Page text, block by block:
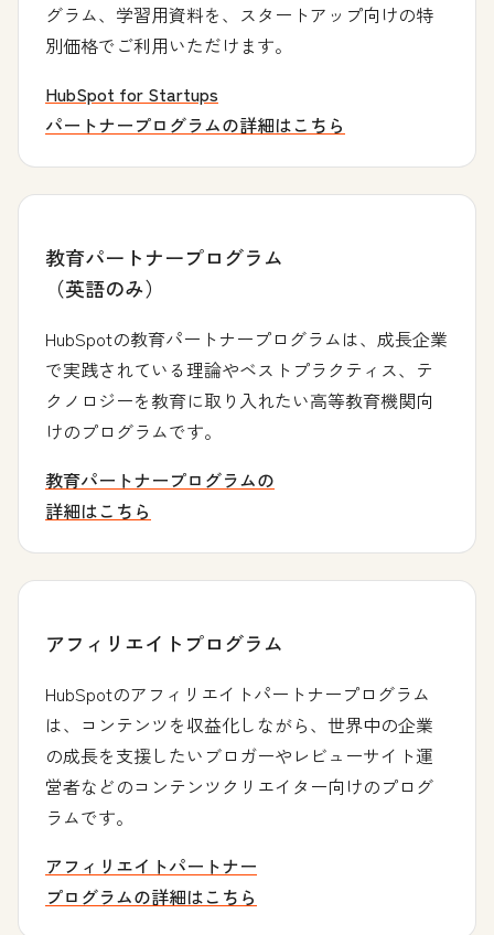
グラム、学習用資料を、スタートアップ向けの特
別価格でご利用いただけます。
HubSpot for Startups
パートナープログラムの詳細はこちら
教育パートナープログラム
（英語のみ）
HubSpotの教育パートナープログラムは、成長企業
で実践されている理論やベストプラクティス、テ
クノロジーを教育に取り入れたい高等教育機関向
けのプログラムです。
教育パートナープログラムの
詳細はこちら
アフィリエイトプログラム
HubSpotのアフィリエイトパートナープログラム
は、コンテンツを収益化しながら、世界中の企業
の成長を支援したいブロガーやレビューサイト運
営者などのコンテンツクリエイター向けのプログ
ラムです。
アフィリエイトパートナー
プログラムの詳細はこちら